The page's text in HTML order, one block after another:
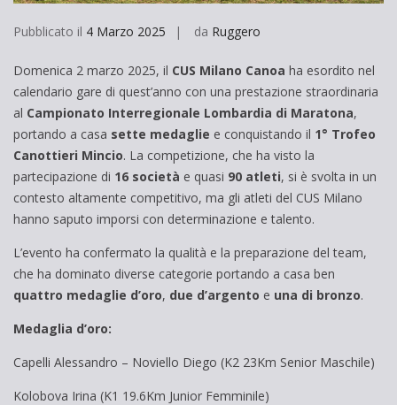
Pubblicato il 4 Marzo 2025 da Ruggero
Domenica 2 marzo 2025, il CUS Milano Canoa ha esordito nel
calendario gare di quest’anno con una prestazione straordinaria
al Campionato Interregionale Lombardia di Maratona,
portando a casa sette medaglie e conquistando il 1° Trofeo
Canottieri Mincio. La competizione, che ha visto la
partecipazione di 16 società e quasi 90 atleti, si è svolta in un
contesto altamente competitivo, ma gli atleti del CUS Milano
hanno saputo imporsi con determinazione e talento.
L’evento ha confermato la qualità e la preparazione del team,
che ha dominato diverse categorie portando a casa ben
quattro medaglie d’oro, due d’argento e una di bronzo.
Medaglia d’oro:
Capelli Alessandro – Noviello Diego (K2 23Km Senior Maschile)
Kolobova Irina (K1 19.6Km Junior Femminile)